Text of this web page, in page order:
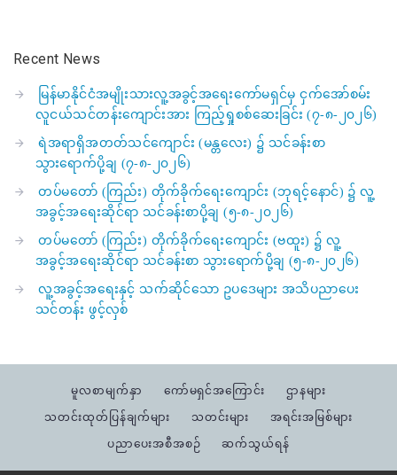
Recent News
မြန်မာနိုင်ငံအမျိုးသားလူ့အခွင့်အရေးကော်မရှင်မှ ငှက်အော်စမ်း
လူငယ်သင်တန်းကျောင်းအား ကြည့်ရှုစစ်ဆေးခြင်း (၇-၈-၂၀၂၆)
ရဲအရာရှိအတတ်သင်ကျောင်း (မန္တလေး) ၌ သင်ခန်းစာ
သွားရောက်ပို့ချ (၇-၈-၂၀၂၆)
တပ်မတော် (ကြည်း) တိုက်ခိုက်ရေးကျောင်း (ဘုရင့်နောင်) ၌ လူ့
အခွင့်အရေးဆိုင်ရာ သင်ခန်းစာပို့ချ (၅-၈-၂၀၂၆)
တပ်မတော် (ကြည်း) တိုက်ခိုက်ရေးကျောင်း (ဗထူး) ၌ လူ့
အခွင့်အရေးဆိုင်ရာ သင်ခန်းစာ သွားရောက်ပို့ချ (၅-၈-၂၀၂၆)
လူ့အခွင့်အရေးနှင့် သက်ဆိုင်သော ဥပဒေများ အသိပညာပေး
သင်တန်း ဖွင့်လှစ်
မူလစာမျက်နှာ ကော်မရှင်အကြောင်း
ဌာနများ
သတင်းထုတ်ပြန်ချက်များ
သတင်းများ
အရင်းအမြစ်များ
ပညာပေးအစီအစဉ်
ဆက်သွယ်ရန်